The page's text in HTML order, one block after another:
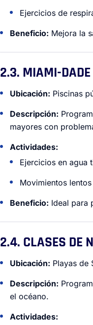
Ejercicios de
Beneficio: Mejora la
2.3. MIAMI-DADE
Ubicación: Piscinas
Descripción:
mayores con
Actividades:
Ejercicios en agua
Movimientos
Beneficio: Ideal para
2.4. CLASES DE
Ubicación: Playas de
Descripción:
el océano.
Actividades: